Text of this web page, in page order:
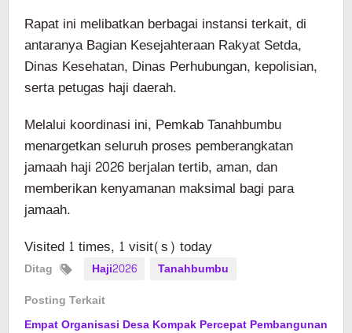
Rapat ini melibatkan berbagai instansi terkait, di
antaranya Bagian Kesejahteraan Rakyat Setda,
Dinas Kesehatan, Dinas Perhubungan, kepolisian,
serta petugas haji daerah.
Melalui koordinasi ini, Pemkab Tanahbumbu
menargetkan seluruh proses pemberangkatan
jamaah haji 2026 berjalan tertib, aman, dan
memberikan kenyamanan maksimal bagi para
jamaah.
Visited 1 times, 1 visit(s) today
Ditag Haji2026
Tanahbumbu
Posting Terkait
Empat Organisasi Desa Kompak Percepat Pembangunan